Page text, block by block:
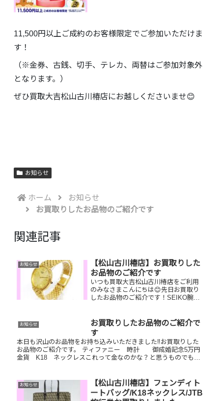
11,500円以上ご成約のお客様限定でご参加いただけま
す！
（※金券、古銭、切手、テレカ、両替はご参加対象外
となります。）
ぜひ買取大吉松山古川椿店にお越しくださいませ😊
お知らせ
ホーム
お知らせ
お買取りしたお品物のご紹介です
関連記事
お知らせ
【松山古川椿店】お買取りした
お品物のご紹介です
いつも買取大吉松山古川椿店をご利用
のみなさまこんにちは😊先日お買取り
したお品物のご紹介です！SEIKO腕時
がない、そんなお品物があれば是非お
持ち込みください！丁寧に一点一点...
お知らせ
お買取りしたお品物のご紹介で
す
本日も沢山のお品物をお持ち込みいただきました‼️お買取りした
お品物のご紹介です。 ティファニー 時計 御成婚記念5万円
金貨 K18 ネックレスこれって金なのかな？と思うものでもま
お知らせ
【松山古川椿店】フェンディト
ートバッグ/K18ネックレス/JTB